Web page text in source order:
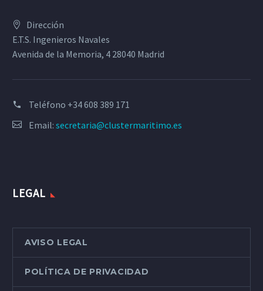
Dirección
E.T.S. Ingenieros Navales
Avenida de la Memoria, 4 28040 Madrid
Teléfono +34 608 389 171
Email: secretaria@clustermaritimo.es
LEGAL
AVISO LEGAL
POLÍTICA DE PRIVACIDAD